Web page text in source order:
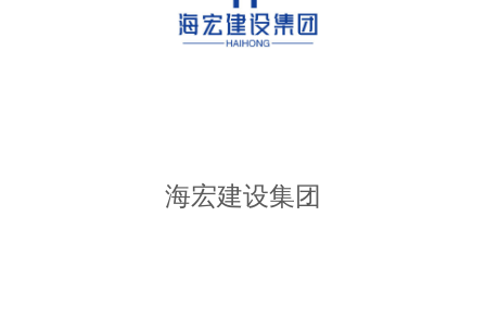
海宏建设集团